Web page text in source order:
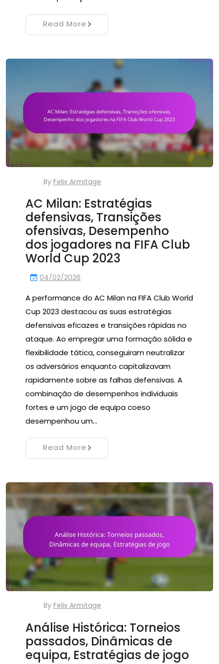
Read More
By Felix Armitage
AC Milan: Estratégias
defensivas, Transições
ofensivas, Desempenho
dos jogadores na FIFA Club
World Cup 2023
04/02/2026
A performance do AC Milan na FIFA Club World
Cup 2023 destacou as suas estratégias
defensivas eficazes e transições rápidas no
ataque. Ao empregar uma formação sólida e
flexibilidade tática, conseguiram neutralizar
os adversários enquanto capitalizavam
rapidamente sobre as falhas defensivas. A
combinação de desempenhos individuais
fortes e um jogo de equipa coeso
desempenhou um…
Read More
By Felix Armitage
Análise Histórica: Torneios
passados, Dinâmicas de
equipa, Estratégias de jogo